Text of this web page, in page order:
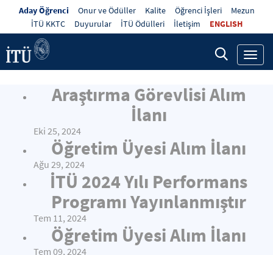
Aday Öğrenci Onur ve Ödüller Kalite Öğrenci İşleri
Mezun
İTÜ KKTC
Duyurular İTÜ Ödülleri İletişim ENGLISH
Araştırma Görevlisi Alım
İlanı
Eki 25, 2024
Öğretim Üyesi Alım İlanı
Ağu 29, 2024
İTÜ 2024 Yılı Performans
Programı Yayınlanmıştır
Tem 11, 2024
Öğretim Üyesi Alım İlanı
Tem 09, 2024